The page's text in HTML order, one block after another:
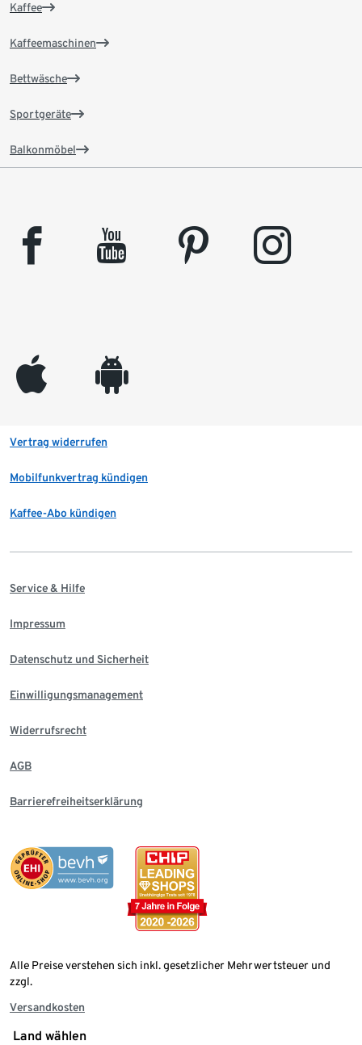
Kaffee
Kaffeemaschinen
Bettwäsche
Sportgeräte
Balkonmöbel
facebook youtube pinterest instagram
appleinc android
Vertrag widerrufen
Mobilfunkvertrag kündigen
Kaffee-Abo kündigen
Service & Hilfe
Impressum
Datenschutz und Sicherheit
Einwilligungsmanagement
Widerrufsrecht
AGB
Barrierefreiheitserklärung
Alle Preise verstehen sich inkl. gesetzlicher Mehrwertsteuer und
zzgl.
Versandkosten
Land wählen